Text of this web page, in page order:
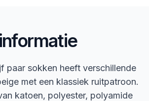
paar sokken heeft verschillende
met een klassiek ruitpatroon.
katoen, polyester, polyamide